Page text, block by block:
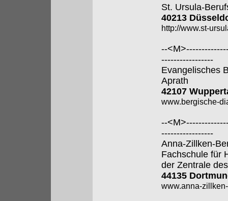
St. Ursula-
40213
http://www.st-
--
-----------------
Evangelisches
Aprath
42107
www.bergische-
--
-----------------
Anna-Zillken-
Fachschule für
der Zentrale
44135
www.anna-